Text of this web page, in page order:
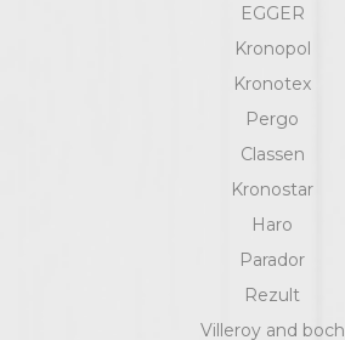
EGGER
Kronopol
Kronotex
Pergo
Classen
Kronostar
Haro
Parador
Rezult
Villeroy and boch